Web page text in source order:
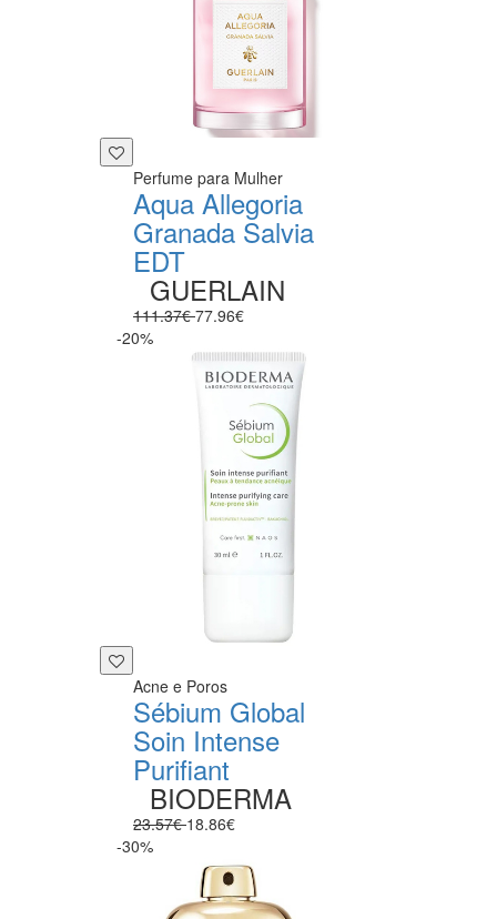
Perfume para Mulher
Aqua Allegoria
Granada Salvia
EDT
GUERLAIN
111.37€77.96€
-20%
Acne e Poros
Sébium Global
Soin Intense
Purifiant
BIODERMA
23.57€18.86€
-30%